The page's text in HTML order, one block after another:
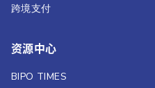
跨境支付
资源中心
BIPO TIMES